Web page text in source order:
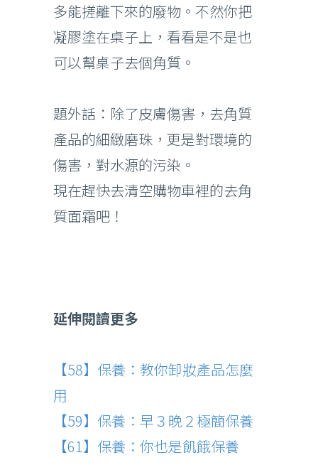
多能搓離下來的廢物。不然你把
凝膠塗在桌子上，看看是不是也
可以幫桌子去個角質。
題外話：除了皮膚傷害，去角質
產品的細緻磨珠，更是對環境的
傷害，對水源的污染。
現在趕快去清空購物車裡的去角
質面霜吧！
延伸閱讀更多
【58】保養：教你卸妝產品怎麼
用
【59】保養：早３晚２極簡保養
【61】保養：你也是飢餓保養